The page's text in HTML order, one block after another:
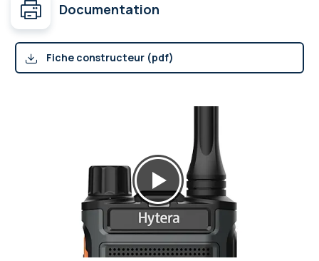
Documentation
Fiche constructeur (pdf)